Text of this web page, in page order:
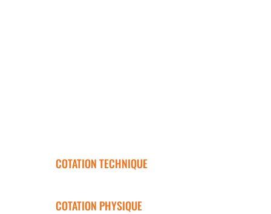
COTATION TECHNIQUE
COTATION PHYSIQUE